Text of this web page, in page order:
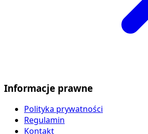
Informacje prawne
Polityka prywatności
Regulamin
Kontakt